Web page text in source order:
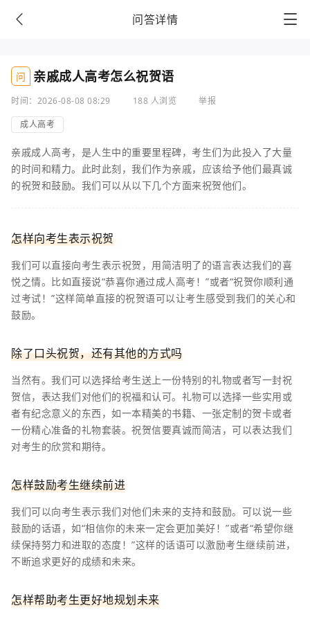
问答详情
问 亲戚成人高考怎么祝贺语
时间：2026-08-08 08:29 188 人浏览
举报
成人高考
亲戚成人高考，是人生中的重要里程碑，考生们为此投入了大量
的时间和精力。此时此刻，我们作为亲戚，应该给予他们最真诚
的祝贺和鼓励。我们可以从以下几个方面来祝贺他们。
怎样向考生表示祝贺
我们可以直接向考生表示祝贺，用简洁明了的语言表达我们的喜
悦之情。比如直接说“恭喜你通过成人高考！”或者“祝贺你顺利通
过考试！”这样简单直接的祝贺语可以让考生感受到我们的关心和
鼓励。
除了口头祝贺，还有其他的方式吗
当然有。我们可以选择给考生送上一份特别的礼物或者写一封祝
贺信，表达我们对他们的祝福和认可。礼物可以选择一些实用或
者有纪念意义的东西，如一本精美的书籍、一张定制的贺卡或者
一份精心准备的礼物套装。祝贺信要真诚而简洁，可以表达我们
对考生的欣赏和期待。
怎样鼓励考生继续前进
我们可以向考生表示我们对他们未来的支持和鼓励。可以说一些
鼓励的话语，如“相信你的未来一定会更加美好！”或者“希望你继
续保持努力和进取的态度！”这样的话语可以激励考生继续前进，
不断追求更好的成绩和未来。
怎样帮助考生更好地规划未来